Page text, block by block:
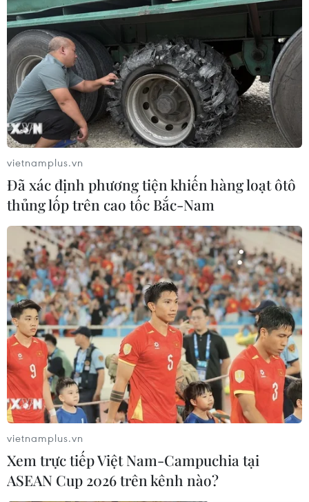
vietnamplus.vn
Đã xác định phương tiện khiến hàng loạt ôtô
thủng lốp trên cao tốc Bắc-Nam
vietnamplus.vn
Xem trực tiếp Việt Nam-Campuchia tại
ASEAN Cup 2026 trên kênh nào?